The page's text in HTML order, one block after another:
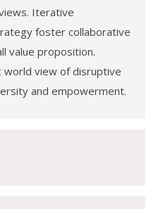
Iterative
foster collaborative
value proposition.
world view of disruptive
and empowerment.